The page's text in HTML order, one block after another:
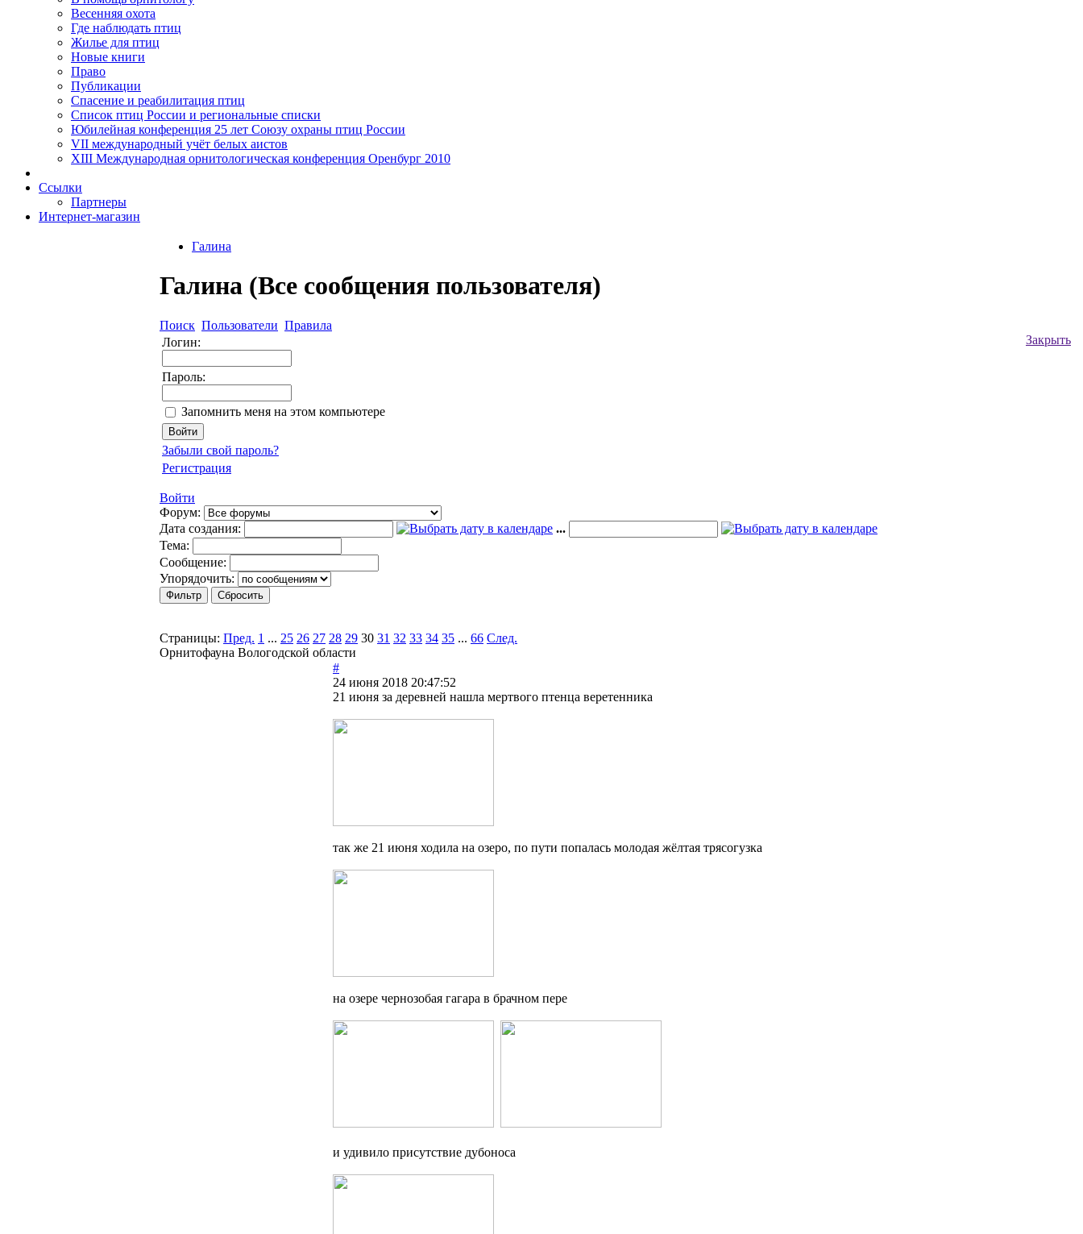
Весенняя охота
Где наблюдать птиц
Жилье для птиц
Новые книги
Право
Публикации
Спасение и реабилитация птиц
Список птиц России и региональные списки
Юбилейная конференция 25 лет Союзу охраны птиц России
VII международный учёт белых аистов
XIII Международная орнитологическая конференция Оренбург 2010
Ссылки
Партнеры
Интернет-магазин
Галина
Галина (Все сообщения пользователя)
Поиск Пользователи Правила
Закрыть
Логин:
Пароль:
Запомнить меня на этом компьютере
Забыли свой пароль?
Регистрация
Войти
Форум:
Дата создания:
...
Тема:
Сообщение:
Упорядочить:
Страницы: Пред. 1 ... 25 26 27 28 29 30 31 32 33 34 35 ... 66 След.
Орнитофауна Вологодской области
#
24 июня 2018 20:47:52
21 июня за деревней нашла мертвого птенца веретенника
так же 21 июня ходила на озеро, по пути попалась молодая жёлтая трясогузка
на озере чернозобая гагара в брачном пере
и удивило присутствие дубоноса